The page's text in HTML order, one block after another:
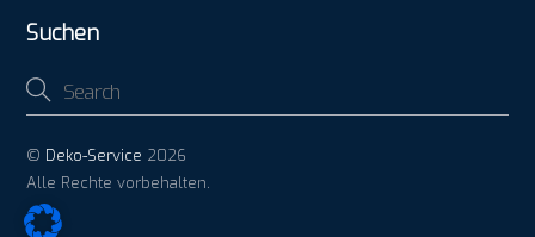
Suchen
© Deko-Service 2026
Alle Rechte vorbehalten.